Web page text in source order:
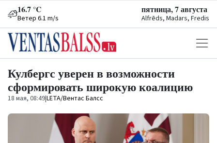
16.7 °C
Ветер 6.1 m/s
пятница, 7 августа
Alfrēds, Madars, Fredis
Кулбергс уверен в возможности
сформировать широкую коалицию
18 мая, 08:49|LETA/Вентас Балсс